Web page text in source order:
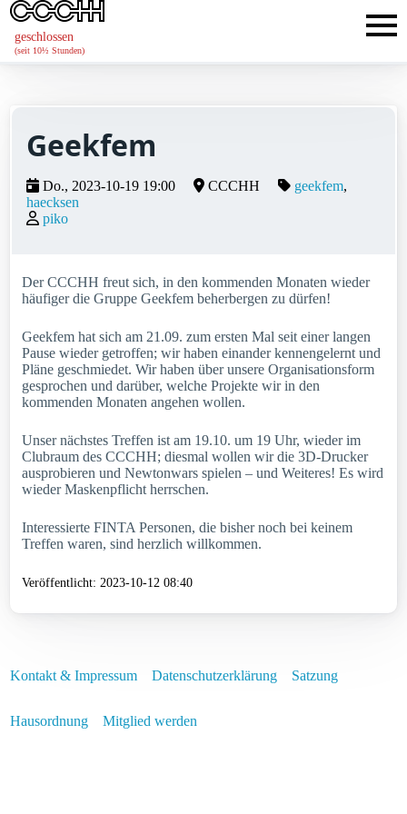
geschlossen
(seit 10½ Stunden)
Geekfem
Do., 2023-10-19 19:00 CCCHH
geekfem
haecksen
piko
Der CCCHH freut sich, in den kommenden Monaten wieder
häufiger die Gruppe Geekfem beherbergen zu dürfen!
Geekfem hat sich am 21.09. zum ersten Mal seit einer langen
Pause wieder getroffen; wir haben einander kennengelernt und
Pläne geschmiedet. Wir haben über unsere Organisationsform
gesprochen und darüber, welche Projekte wir in den
kommenden Monaten angehen wollen.
Unser nächstes Treffen ist am 19.10. um 19 Uhr, wieder im
Clubraum des CCCHH; diesmal wollen wir die 3D-Drucker
ausprobieren und Newtonwars spielen – und Weiteres! Es wird
wieder Maskenpflicht herrschen.
Interessierte FINTA Personen, die bisher noch bei keinem
Treffen waren, sind herzlich willkommen.
Veröffentlicht: 2023-10-12 08:40
Kontakt & Impressum Datenschutzerklärung Satzung
Hausordnung Mitglied werden